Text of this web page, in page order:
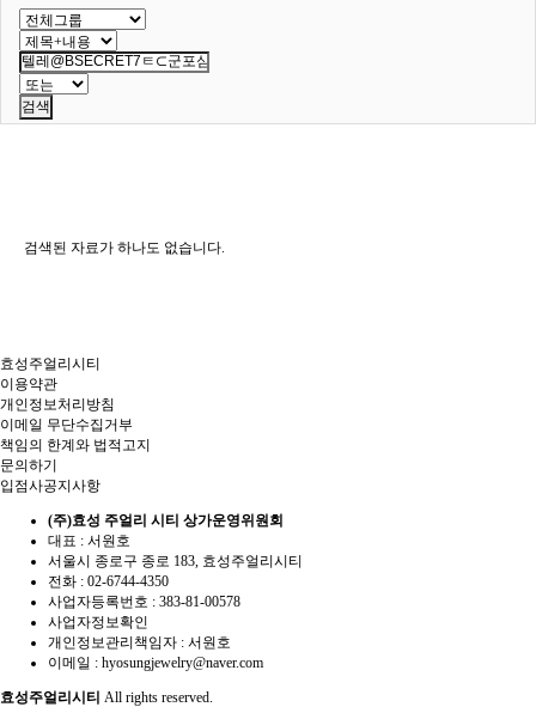
검색
검색된 자료가 하나도 없습니다.
효성주얼리시티
이용약관
개인정보처리방침
이메일 무단수집거부
책임의 한계와 법적고지
문의하기
입점사공지사항
(주)효성 주얼리 시티 상가운영위원회
대표 : 서원호
서울시 종로구 종로 183, 효성주얼리시티
전화 : 02-6744-4350
사업자등록번호 : 383-81-00578
사업자정보확인
개인정보관리책임자 : 서원호
이메일 : hyosungjewelry@naver.com
효성주얼리시티 All rights reserved.